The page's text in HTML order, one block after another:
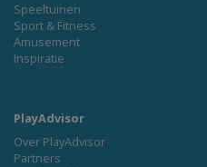
Speeltuinen
Sport & Fitness
Amusement
Inspiratie
PlayAdvisor
Over PlayAdvisor
Partners